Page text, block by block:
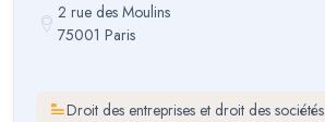
2 rue des Moulins
75001 Paris
Droit des entreprises et droit des sociétés